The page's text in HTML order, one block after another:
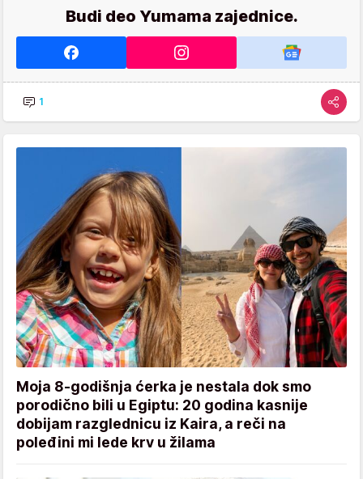
Budi deo Yumama zajednice.
1
Moja 8-godišnja ćerka je nestala dok smo
porodično bili u Egiptu: 20 godina kasnije
dobijam razglednicu iz Kaira, a reči na
poleđini mi lede krv u žilama